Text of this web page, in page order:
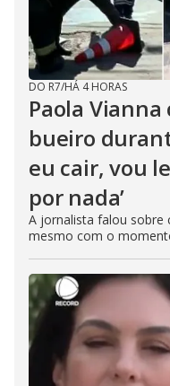
DO R7/HÁ 4 HORAS
Paola
bueiro
eu cair, vou
por nada’
A jornalista falou
mesmo com o